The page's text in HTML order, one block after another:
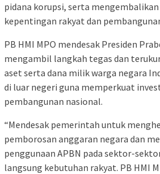
pidana korupsi, serta
kepentingan rakyat dan
PB HMI MPO mendesak Presiden
mengambil langkah tegas dan
aset serta dana milik warga negara
di luar negeri guna memperkuat
pembangunan nasional.
“Mendesak pemerintah untuk
pemborosan anggaran negara dan
penggunaan APBN pada sektor-
langsung kebutuhan rakyat. PB HMI